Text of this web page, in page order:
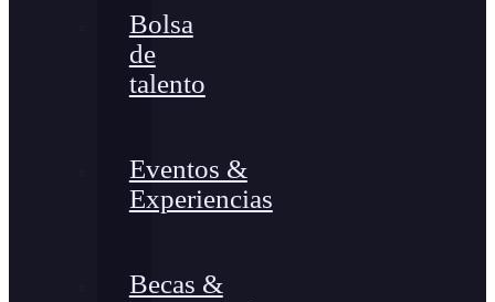
Bolsa
de
talento
Eventos &
Experiencias
Becas &